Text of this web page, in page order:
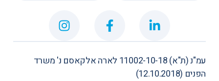
עמ"נ (ת"א) 11002-10-18
לארה אלקאסם נ' משרד
הפנים (12.10.2018)